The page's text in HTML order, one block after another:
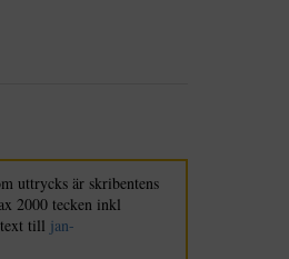
uttrycks är skribentens
2000 tecken inkl
till jan-